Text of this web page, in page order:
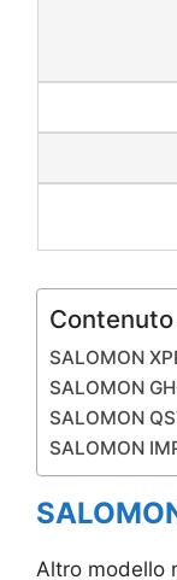
SALOMON
SALOMON
SALOMON
SALOMON
Altro modello